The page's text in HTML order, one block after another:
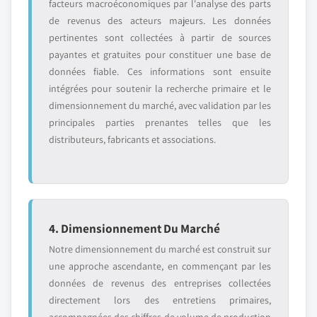
facteurs macroéconomiques par l'analyse des parts
de revenus des acteurs majeurs. Les données
pertinentes sont collectées à partir de sources
payantes et gratuites pour constituer une base de
données fiable. Ces informations sont ensuite
intégrées pour soutenir la recherche primaire et le
dimensionnement du marché, avec validation par les
principales parties prenantes telles que les
distributeurs, fabricants et associations.
4. Dimensionnement Du Marché
Notre dimensionnement du marché est construit sur
une approche ascendante, en commençant par les
données de revenus des entreprises collectées
directement lors des entretiens primaires,